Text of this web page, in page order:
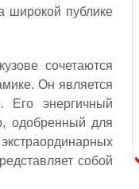
широкой публике
сочетаются
Он является
Его энергичный
одобренный для
собой